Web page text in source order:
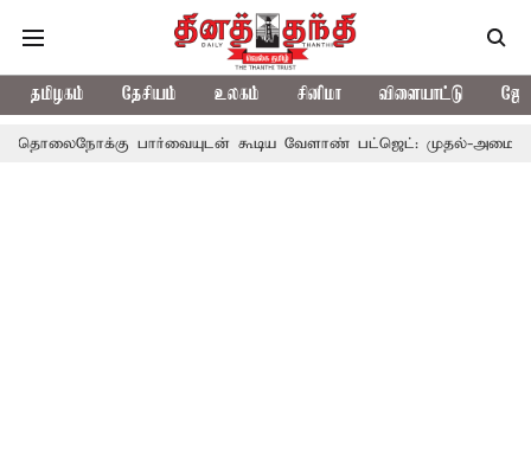
தமிழகம் தேசியம் உலகம் சினிமா விளையாட்டு
பார்வையுடன் கூடிய வேளாண் பட்ஜெட்: முதல்-அமைச்சர்